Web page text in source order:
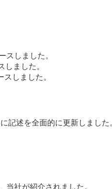
スしました。
ました。
スしました。
記述を全面的に更新しました。
当社が紹介されました。